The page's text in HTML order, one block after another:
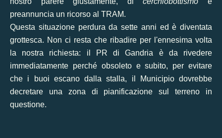
preannuncia un ricorso al TRAM.
Questa situazione perdura da sette anni ed è diventata
grottesca. Non ci resta che ribadire per l'ennesima volta
la nostra richiesta: il PR di Gandria è da rivedere
immediatamente perché obsoleto e subito, per evitare
che i buoi escano dalla stalla, il Municipio dovrebbe
decretare una zona di pianificazione sul terreno in
questione.